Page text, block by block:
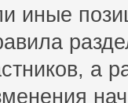
иные
а